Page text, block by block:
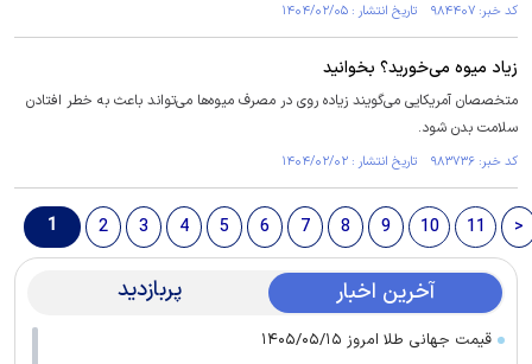
کد خبر: ۹۸۴۴۰۷ تاریخ انتشار : ۱۴۰۴/۰۲/۰۵
زیاد میوه می‌خورید؟ بخوانید
متخصصان آمریکایی می‌گویند زیاده روی در مصرف میوه‌ها می‌تواند باعث به خطر افتادن
سلامت بدن شود.
کد خبر: ۹۸۳۷۳۶ تاریخ انتشار : ۱۴۰۴/۰۲/۰۲
1 2 3 4 5 6 7 8 9 10 11 >
آخرین اخبار پربازدید
قیمت جهانی طلا امروز ۱۴۰۵/۰۵/۱۵